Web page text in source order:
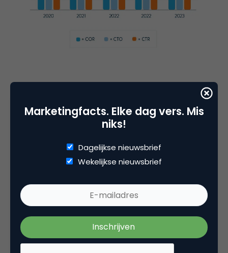
Nederland scoort internationaal goed
Nederlandse marketeers scoren internationaal
prima. Uit een bekende internationale benchmark
klanten uit de VS, Canada en Groot-Brittannië –
blijkt dat Nederlandse marketeers betere klikratio’s
scoren. De CTO en CTR van Nederlandse e-
mailcampagnes doen het stukken beter; de opens
De Nederlandse E-mail Marketing Benchmark 2024
Marketingfacts. Elke dag vers. Mis
niks!
Dagelijkse nieuwsbrief
Wekelijkse nieuwsbrief